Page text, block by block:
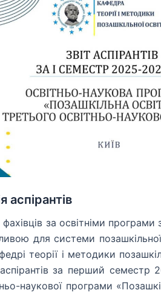
аспірантів
за освітніми програми
для системи
теорії і методики
за перший семестр
наукової програми